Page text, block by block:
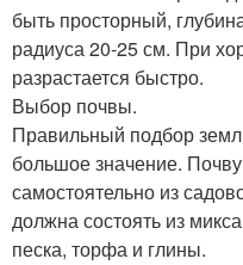
быть просторный,
радиуса 20-25 см. При
разрастается быстро.
Выбор почвы.
Правильный подбор
большое значение.
самостоятельно из
должна состоять из
песка, торфа и глины.